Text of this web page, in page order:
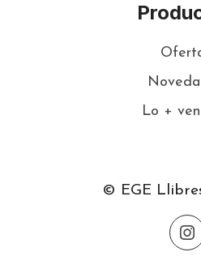
Lo +
© EGE